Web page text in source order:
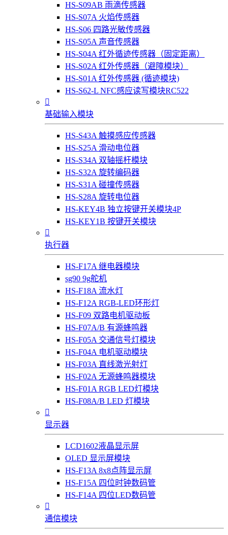
HS-S09AB 雨滴传感器
HS-S07A 火焰传感器
HS-S06 四路光敏传感器
HS-S05A 声音传感器
HS-S04A 红外循迹传感器（固定距离）
HS-S02A 红外传感器（避障模块）
HS-S01A 红外传感器 (循迹模块)
HS-S62-L NFC感应读写模块RC522

基础输入模块
HS-S43A 触摸感应传感器
HS-S25A 滑动电位器
HS-S34A 双轴摇杆模块
HS-S32A 旋转编码器
HS-S31A 碰撞传感器
HS-S28A 旋转电位器
HS-KEY4B 独立按键开关模块4P
HS-KEY1B 按键开关模块

执行器
HS-F17A 继电器模块
sg90 9g舵机
HS-F18A 流水灯
HS-F12A RGB-LED环形灯
HS-F09 双路电机驱动板
HS-F07A/B 有源蜂鸣器
HS-F05A 交通信号灯模块
HS-F04A 电机驱动模块
HS-F03A 直线激光射灯
HS-F02A 无源蜂鸣器模块
HS-F01A RGB LED灯模块
HS-F08A/B LED 灯模块

显示器
LCD1602液晶显示屏
OLED 显示屏模块
HS-F13A 8x8点阵显示屏
HS-F15A 四位时钟数码管
HS-F14A 四位LED数码管

通信模块